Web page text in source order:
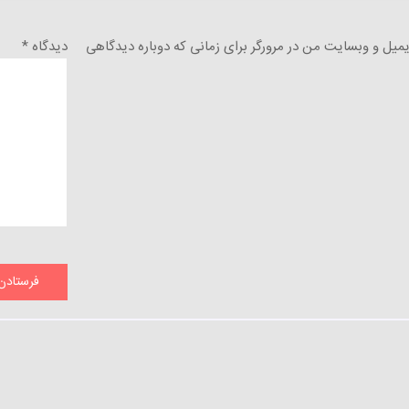
و وبسایت من در مرورگر برای زمانی که دوباره دیدگاهی دیدگاه*